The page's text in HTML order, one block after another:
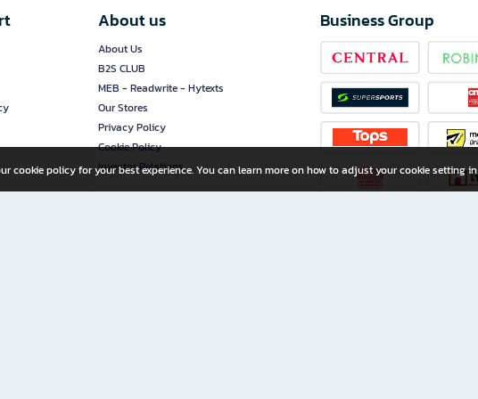
About us
About Us
B2S CLUB
MEB - Readwrite - Hytexts
Our Stores
Privacy Policy
Cookie Policy
Investor Relations
Business Group
cookie policy for your best experience. You can learn more on how to adjust your cookie setting in